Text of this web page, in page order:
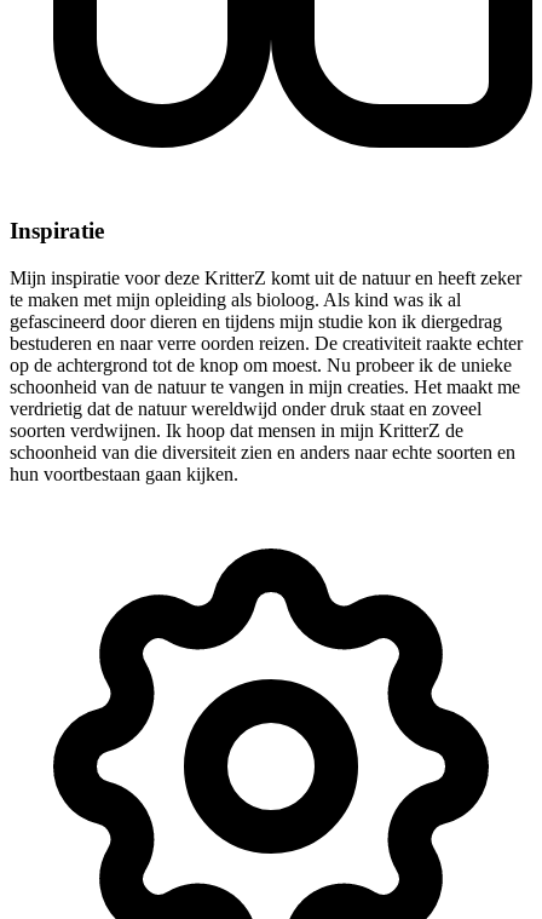
Inspiratie
Mijn inspiratie voor deze KritterZ komt uit de natuur en heeft zeker
te maken met mijn opleiding als bioloog. Als kind was ik al
gefascineerd door dieren en tijdens mijn studie kon ik diergedrag
bestuderen en naar verre oorden reizen. De creativiteit raakte echter
op de achtergrond tot de knop om moest. Nu probeer ik de unieke
schoonheid van de natuur te vangen in mijn creaties. Het maakt me
verdrietig dat de natuur wereldwijd onder druk staat en zoveel
soorten verdwijnen. Ik hoop dat mensen in mijn KritterZ de
schoonheid van die diversiteit zien en anders naar echte soorten en
hun voortbestaan gaan kijken.